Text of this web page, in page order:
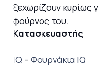
ξεχωρίζουν κυρίως
φούρνος του.
Κατασκευαστής
IQ – Φουρνάκια IQ